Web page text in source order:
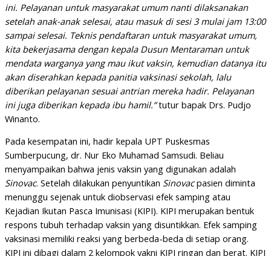
ini. Pelayanan untuk masyarakat umum nanti dilaksanakan
setelah anak-anak selesai, atau masuk di sesi 3 mulai jam 13:00
sampai selesai. Teknis pendaftaran untuk masyarakat umum,
kita bekerjasama dengan kepala Dusun Mentaraman untuk
mendata warganya yang mau ikut vaksin, kemudian datanya itu
akan diserahkan kepada panitia vaksinasi sekolah, lalu
diberikan pelayanan sesuai antrian mereka hadir. Pelayanan
ini juga diberikan kepada ibu hamil.”tutur bapak Drs. Pudjo
Winanto.
Pada kesempatan ini, hadir kepala UPT Puskesmas
Sumberpucung, dr. Nur Eko Muhamad Samsudi. Beliau
menyampaikan bahwa jenis vaksin yang digunakan adalah
Sinovac. Setelah dilakukan penyuntikan Sinovacpasien diminta
menunggu sejenak untuk diobservasi efek samping atau
Kejadian Ikutan Pasca Imunisasi (KIPI). KIPI merupakan bentuk
respons tubuh terhadap vaksin yang disuntikkan. Efek samping
vaksinasi memiliki reaksi yang berbeda-beda di setiap orang.
KIPI ini dibagi dalam 2 kelompok yakni KIPI ringan dan berat. KIPI